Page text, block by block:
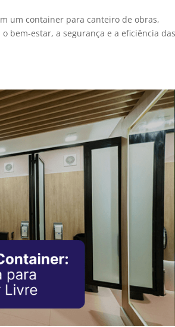
um container para canteiro de obras,
bem-estar, a segurança e a eficiência